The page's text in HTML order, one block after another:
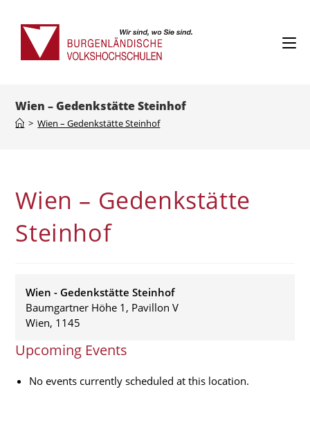
content
Wien – Gedenkstätte Steinhof
> Wien – Gedenkstätte Steinhof
Wien – Gedenkstätte
Steinhof
Wien - Gedenkstätte Steinhof
Baumgartner Höhe 1, Pavillon V
Wien, 1145
Upcoming Events
No events currently scheduled at this location.